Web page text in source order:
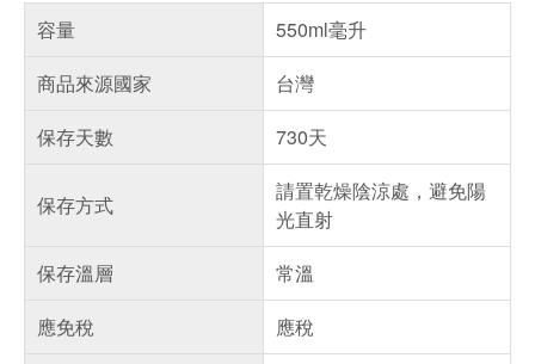
容量
550ml毫升
商品來源國家
台灣
保存天數
730天
保存方式
請置乾燥陰涼處，避免陽
光直射
保存溫層
常溫
應免稅
應稅